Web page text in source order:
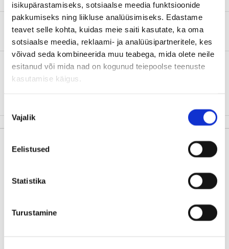
isikupärastamiseks, sotsiaalse meedia funktsioonide
pakkumiseks ning liikluse analüüsimiseks. Edastame
teavet selle kohta, kuidas meie saiti kasutate, ka oma
sotsiaalse meedia, reklaami- ja analüüsipartneritele, kes
võivad seda kombineerida muu teabega, mida olete neile
esitanud või mida nad on kogunud teiepoolse teenuste
kasutamise käigus.
valik
Vajalik
Eelistused
Statistika
Turustamine
14:50 18:32 3h 42 min
Tallinn-Tartu-Riia EXPRESS
18:03 22:023h 59 min 19,50€
18/118 Tallinn-Tartu-Valga